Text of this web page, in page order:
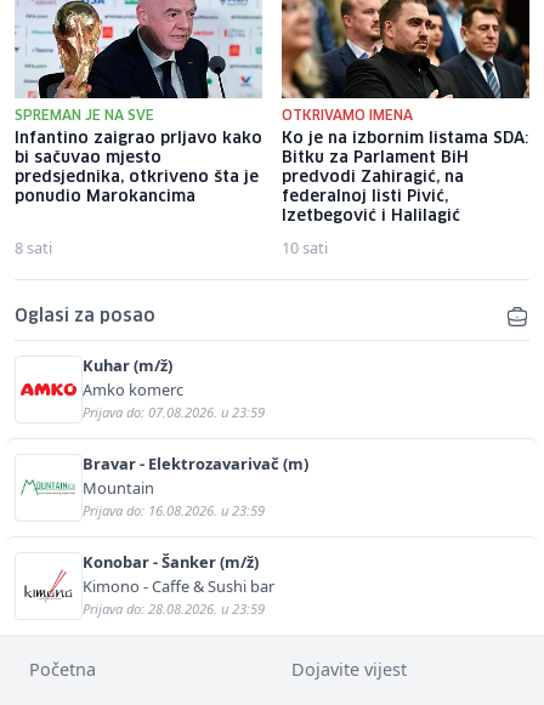
SPREMAN JE NA SVE
Infantino zaigrao prljavo kako
bi sačuvao mjesto
predsjednika, otkriveno šta je
ponudio Marokancima
8 sati
OTKRIVAMO IMENA
Ko je na izbornim listama SDA:
Bitku za Parlament BiH
predvodi Zahiragić, na
federalnoj listi Pivić,
Izetbegović i Halilagić
10 sati
Oglasi za posao
Kuhar (m/ž)
Amko komerc
Prijava do: 07.08.2026. u 23:59
Bravar - Elektrozavarivač (m)
Mountain
Prijava do: 16.08.2026. u 23:59
Konobar - Šanker (m/ž)
Kimono - Caffe & Sushi bar
Prijava do: 28.08.2026. u 23:59
Početna Dojavite vijest